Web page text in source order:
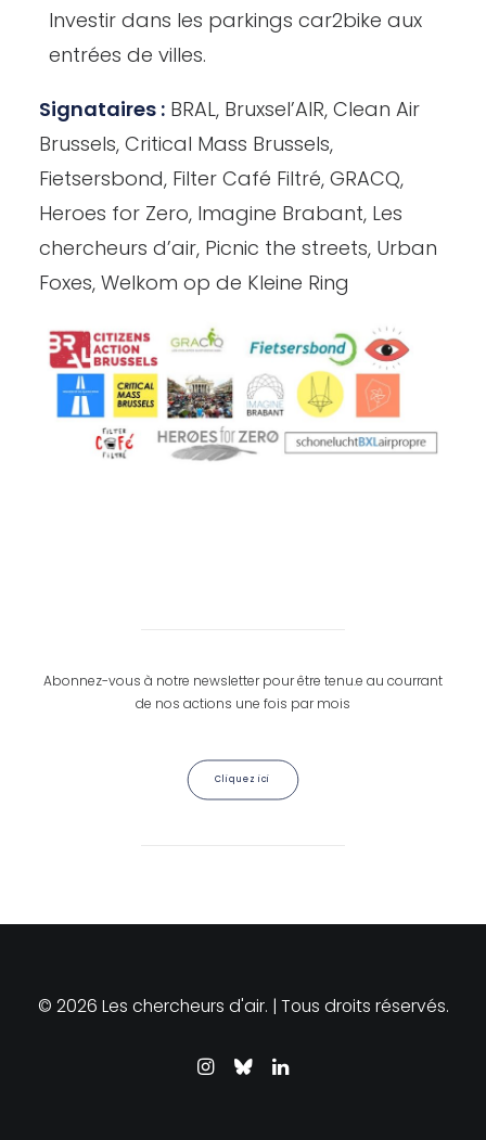
Investir dans les parkings car2bike aux
entrées de villes.
Signataires : BRAL, Bruxsel’AIR, Clean Air
Brussels, Critical Mass Brussels,
Fietsersbond, Filter Café Filtré, GRACQ,
Heroes for Zero, Imagine Brabant, Les
chercheurs d’air, Picnic the streets, Urban
Foxes, Welkom op de Kleine Ring
Abonnez-vous à notre newsletter pour être tenu.e au courrant
de nos actions une fois par mois
Cliquez ici
© 2026 Les chercheurs d'air. | Tous droits réservés.